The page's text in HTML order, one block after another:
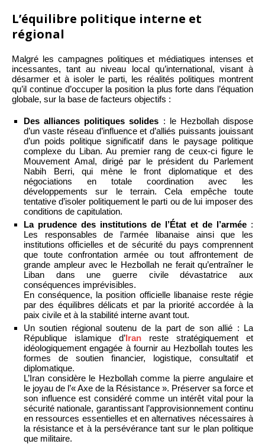
L’équilibre politique interne et
régional
Malgré les campagnes politiques et médiatiques intenses et
incessantes, tant au niveau local qu’international, visant à
désarmer et à isoler le parti, les réalités politiques montrent
qu’il continue d’occuper la position la plus forte dans l’équation
globale, sur la base de facteurs objectifs :
Des alliances politiques solides : le Hezbollah dispose
d’un vaste réseau d’influence et d’alliés puissants jouissant
d’un poids politique significatif dans le paysage politique
complexe du Liban. Au premier rang de ceux-ci figure le
Mouvement Amal, dirigé par le président du Parlement
Nabih Berri, qui mène le front diplomatique et des
négociations en totale coordination avec les
développements sur le terrain. Cela empêche toute
tentative d’isoler politiquement le parti ou de lui imposer des
conditions de capitulation.
La prudence des institutions de l’État et de l’armée :
Les responsables de l’armée libanaise ainsi que les
institutions officielles et de sécurité du pays comprennent
que toute confrontation armée ou tout affrontement de
grande ampleur avec le Hezbollah ne ferait qu’entraîner le
Liban dans une guerre civile dévastatrice aux
conséquences imprévisibles.
En conséquence, la position officielle libanaise reste régie
par des équilibres délicats et par la priorité accordée à la
paix civile et à la stabilité interne avant tout.
Un soutien régional soutenu de la part de son allié : La
République islamique d’Iran reste stratégiquement et
idéologiquement engagée à fournir au Hezbollah toutes les
formes de soutien financier, logistique, consultatif et
diplomatique.
L’Iran considère le Hezbollah comme la pierre angulaire et
le joyau de l’« Axe de la Résistance ». Préserver sa force et
son influence est considéré comme un intérêt vital pour la
sécurité nationale, garantissant l’approvisionnement continu
en ressources essentielles et en alternatives nécessaires à
la résistance et à la persévérance tant sur le plan politique
que militaire.